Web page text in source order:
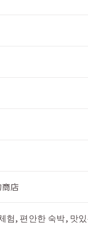
店
험, 편안한 숙박, 맛